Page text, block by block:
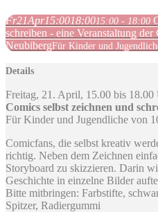
Fr21Apr15:0018:0015:00 - 18:00
schreiben - eine Veranstaltung
NeubibergFür Kinder und
Details
Freitag, 21. April, 15.00 bis 18.00
Comics selbst zeichnen und
Für Kinder und Jugendliche von
Comicfans, die selbst kreativ
richtig. Neben dem Zeichnen
Storyboard zu skizzieren. Darin
Geschichte in einzelne Bilder
Bitte mitbringen: Farbstifte,
Spitzer, Radiergummi